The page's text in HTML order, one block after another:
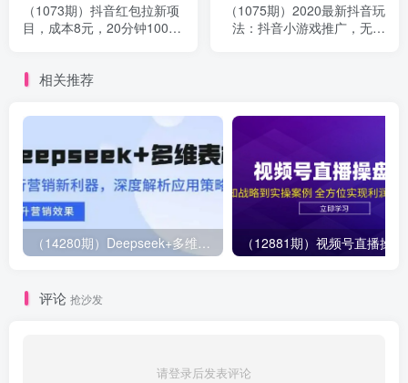
（1073期）抖音红包拉新项
目，成本8元，20分钟100人
（1075期）2020最新抖音玩
法：抖音小游戏推广，无粉
相关推荐
（14280期）Deepseek+多维表格，银行营销新利器，深度解析应用策略，提升营销效果
评论 抢沙发
请登录后发表评论